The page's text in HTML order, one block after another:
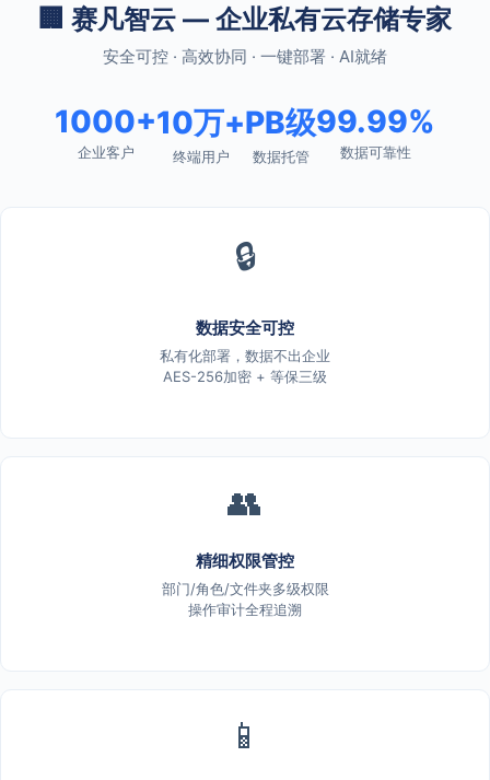
🏢 赛凡智云 — 企业私有云存储专家
安全可控 · 高效协同 · 一键部署 · AI就绪
1000+
企业客户
10万+
终端用户
PB级
数据托管
99.99%
数据可靠性
🔒
数据安全可控
私有化部署，数据不出企业
AES-256加密 + 等保三级
👥
精细权限管控
部门/角色/文件夹多级权限
操作审计全程追溯
📱